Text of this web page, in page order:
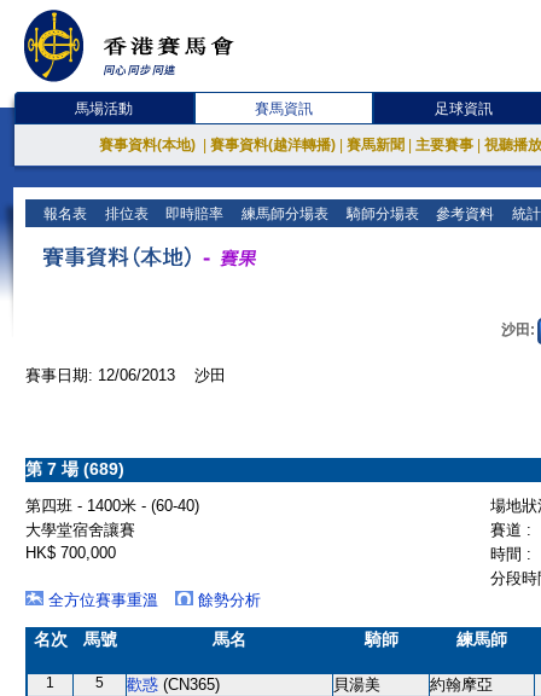
馬場活動 賽馬資訊 足球資訊
賽事資料(本地) 賽事資料(越洋轉播) 賽馬新聞 主要賽事 視聽播
報名表 排位表 即時賠率 練馬師分場表 騎師分場表 參考資料 統
沙田:
賽事日期: 12/06/2013 沙田
第 7 場 (689)
第四班 - 1400米 - (60-40)
場地
大學堂宿舍讓賽
賽道 :
HK$ 700,000
時間 :
分段
全方位賽事重溫
餘勢分析
名次 馬號 馬名 騎師 練馬師
1 5 歡惑 (CN365) 貝湯美 約翰摩亞